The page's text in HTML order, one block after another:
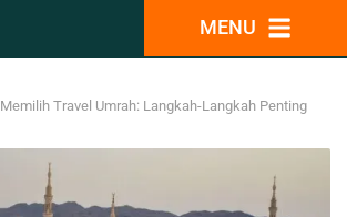
MENU
Memilih Travel Umrah: Langkah-Langkah Penting